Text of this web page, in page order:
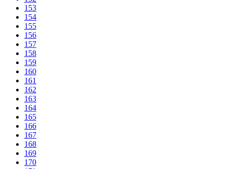
153
154
155
156
157
158
159
160
161
162
163
164
165
166
167
168
169
170